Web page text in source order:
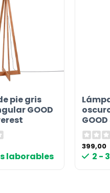
por
.
pie gris
GOOD
laborables
399,00
2 -